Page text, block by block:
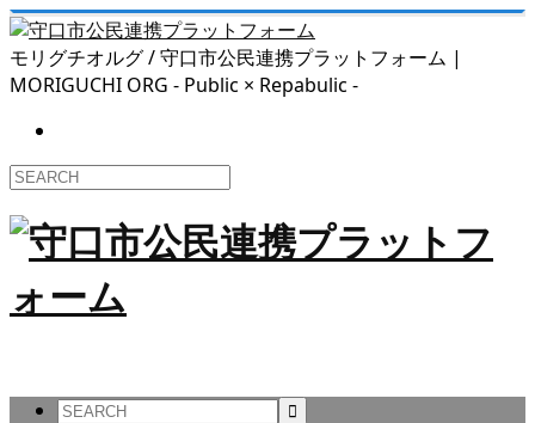
モリグチオルグ / 守口市公民連携プラットフォーム |
MORIGUCHI ORG - Public × Repabulic -